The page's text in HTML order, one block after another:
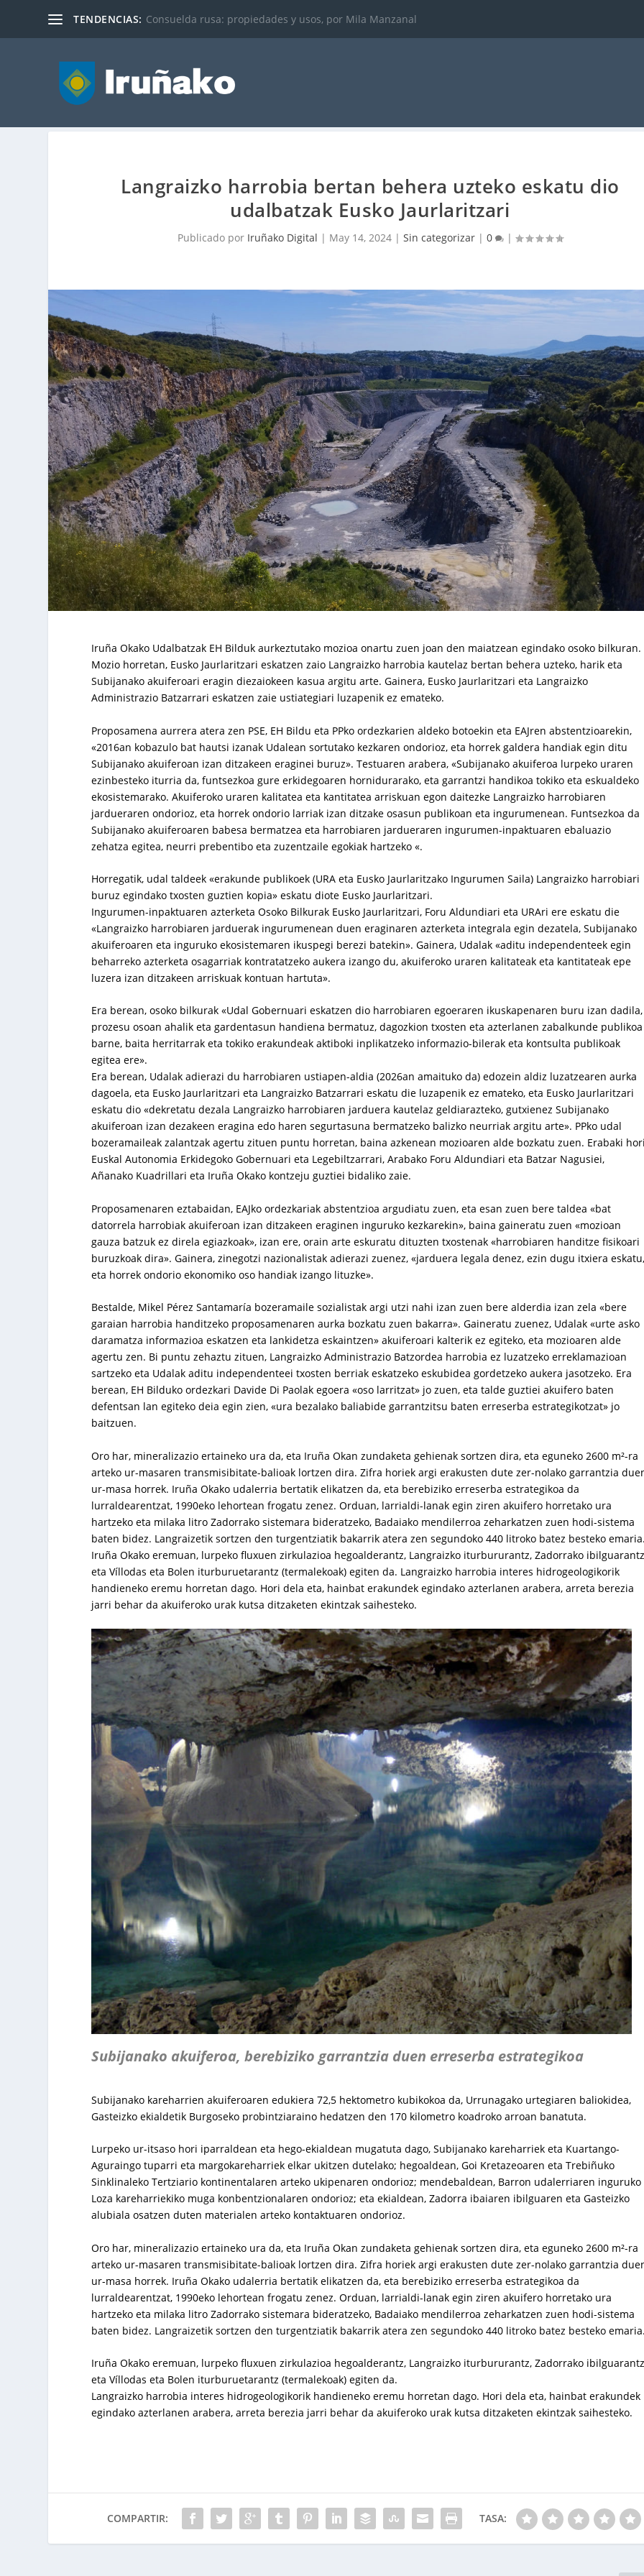
TENDENCIAS: Geobiotek presenta las conclusiones de su informe de em...
Langraizko harrobia bertan behera uzteko eskatu dio
udalbatzak Eusko Jaurlaritzari
Publicado por Iruñako Digital | May 14, 2024| Sin categorizar| 0 |
Iruña Okako Udalbatzak EH Bilduk aurkeztutako mozioa onartu zuen joan den maiatzean egindako osoko bilkuran.
Mozio horretan, Eusko Jaurlaritzari eskatzen zaio Langraizko harrobia kautelaz bertan behera uzteko, harik eta
Subijanako akuiferoari eragin diezaiokeen kasua argitu arte. Gainera, Eusko Jaurlaritzari eta Langraizko
Administrazio Batzarrari eskatzen zaie ustiategiari luzapenik ez emateko.
Proposamena aurrera atera zen PSE, EH Bildu eta PPko ordezkarien aldeko botoekin eta EAJren abstentzioarekin,
«2016an kobazulo bat hautsi izanak Udalean sortutako kezkaren ondorioz, eta horrek galdera handiak egin ditu
Subijanako akuiferoan izan ditzakeen eraginei buruz». Testuaren arabera, «Subijanako akuiferoa lurpeko uraren
ezinbesteko iturria da, funtsezkoa gure erkidegoaren hornidurarako, eta garrantzi handikoa tokiko eta eskualdeko
ekosistemarako. Akuiferoko uraren kalitatea eta kantitatea arriskuan egon daitezke Langraizko harrobiaren
jardueraren ondorioz, eta horrek ondorio larriak izan ditzake osasun publikoan eta ingurumenean. Funtsezkoa da
Subijanako akuiferoaren babesa bermatzea eta harrobiaren jardueraren ingurumen-inpaktuaren ebaluazio
zehatza egitea, neurri prebentibo eta zuzentzaile egokiak hartzeko «.
Horregatik, udal taldeek «erakunde publikoek (URA eta Eusko Jaurlaritzako Ingurumen Saila) Langraizko harrobiari
buruz egindako txosten guztien kopia» eskatu diote Eusko Jaurlaritzari.
Ingurumen-inpaktuaren azterketa Osoko Bilkurak Eusko Jaurlaritzari, Foru Aldundiari eta URAri ere eskatu die
«Langraizko harrobiaren jarduerak ingurumenean duen eraginaren azterketa integrala egin dezatela, Subijanako
akuiferoaren eta inguruko ekosistemaren ikuspegi berezi batekin». Gainera, Udalak «aditu independenteek egin
beharreko azterketa osagarriak kontratatzeko aukera izango du, akuiferoko uraren kalitateak eta kantitateak epe
luzera izan ditzakeen arriskuak kontuan hartuta».
Era berean, osoko bilkurak «Udal Gobernuari eskatzen dio harrobiaren egoeraren ikuskapenaren buru izan dadila,
prozesu osoan ahalik eta gardentasun handiena bermatuz, dagozkion txosten eta azterlanen zabalkunde publikoa
barne, baita herritarrak eta tokiko erakundeak aktiboki inplikatzeko informazio-bilerak eta kontsulta publikoak
egitea ere».
Era berean, Udalak adierazi du harrobiaren ustiapen-aldia (2026an amaituko da) edozein aldiz luzatzearen aurka
dagoela, eta Eusko Jaurlaritzari eta Langraizko Batzarrari eskatu die luzapenik ez emateko, eta Eusko Jaurlaritzari
eskatu dio «dekretatu dezala Langraizko harrobiaren jarduera kautelaz geldiarazteko, gutxienez Subijanako
akuiferoan izan dezakeen eragina edo haren segurtasuna bermatzeko balizko neurriak argitu arte». PPko udal
bozeramaileak zalantzak agertu zituen puntu horretan, baina azkenean mozioaren alde bozkatu zuen. Erabaki hori
Euskal Autonomia Erkidegoko Gobernuari eta Legebiltzarrari, Arabako Foru Aldundiari eta Batzar Nagusiei,
Añanako Kuadrillari eta Iruña Okako kontzeju guztiei bidaliko zaie.
Proposamenaren eztabaidan, EAJko ordezkariak abstentzioa argudiatu zuen, eta esan zuen bere taldea «bat
datorrela harrobiak akuiferoan izan ditzakeen eraginen inguruko kezkarekin», baina gaineratu zuen «mozioan
gauza batzuk ez direla egiazkoak», izan ere, orain arte eskuratu dituzten txostenak «harrobiaren handitze fisikoari
buruzkoak dira». Gainera, zinegotzi nazionalistak adierazi zuenez, «jarduera legala denez, ezin dugu itxiera eskatu,
eta horrek ondorio ekonomiko oso handiak izango lituzke».
Bestalde, Mikel Pérez Santamaría bozeramaile sozialistak argi utzi nahi izan zuen bere alderdia izan zela «bere
garaian harrobia handitzeko proposamenaren aurka bozkatu zuen bakarra». Gaineratu zuenez, Udalak «urte asko
daramatza informazioa eskatzen eta lankidetza eskaintzen» akuiferoari kalterik ez egiteko, eta mozioaren alde
agertu zen. Bi puntu zehaztu zituen, Langraizko Administrazio Batzordea harrobia ez luzatzeko erreklamazioan
sartzeko eta Udalak aditu independenteei txosten berriak eskatzeko eskubidea gordetzeko aukera jasotzeko. Era
berean, EH Bilduko ordezkari Davide Di Paolak egoera «oso larritzat» jo zuen, eta talde guztiei akuifero baten
defentsan lan egiteko deia egin zien, «ura bezalako baliabide garrantzitsu baten erreserba estrategikotzat» jo
baitzuen.
Oro har, mineralizazio ertaineko ura da, eta Iruña Okan zundaketa gehienak sortzen dira, eta eguneko 2600 m²-ra
arteko ur-masaren transmisibitate-balioak lortzen dira. Zifra horiek argi erakusten dute zer-nolako garrantzia
ur-masa horrek. Iruña Okako udalerria bertatik elikatzen da, eta berebiziko erreserba estrategikoa da
lurraldearentzat, 1990eko lehortean frogatu zenez. Orduan, larrialdi-lanak egin ziren akuifero horretako ura
hartzeko eta milaka litro Zadorrako sistemara bideratzeko, Badaiako mendilerroa zeharkatzen zuen hodi-sistema
baten bidez. Langraizetik sortzen den turgentziatik bakarrik atera zen segundoko 440 litroko batez besteko emaria.
Iruña Okako eremuan, lurpeko fluxuen zirkulazioa hegoalderantz, Langraizko iturbururantz, Zadorrako ibilguarantz
eta Víllodas eta Bolen iturburuetarantz (termalekoak) egiten da. Langraizko harrobia interes hidrogeologikorik
handieneko eremu horretan dago. Hori dela eta, hainbat erakundek egindako azterlanen arabera, arreta berezia
jarri behar da akuiferoko urak kutsa ditzaketen ekintzak saihesteko.
Subijanako akuiferoa, berebiziko garrantzia duen erreserba estrategikoa
Subijanako kareharrien akuiferoaren edukiera 72,5 hektometro kubikokoa da, Urrunagako urtegiaren baliokidea,
Gasteizko ekialdetik Burgoseko probintziaraino hedatzen den 170 kilometro koadroko arroan banatuta.
Lurpeko ur-itsaso hori iparraldean eta hego-ekialdean mugatuta dago, Subijanako kareharriek eta Kuartango-
Aguraingo tuparri eta margokareharriek elkar ukitzen dutelako; hegoaldean, Goi Kretazeoaren eta Trebiñuko
Sinklinaleko Tertziario kontinentalaren arteko ukipenaren ondorioz; mendebaldean, Barron udalerriaren inguruko
Loza kareharriekiko muga konbentzionalaren ondorioz; eta ekialdean, Zadorra ibaiaren ibilguaren eta Gasteizko
alubiala osatzen duten materialen arteko kontaktuaren ondorioz.
Oro har, mineralizazio ertaineko ura da, eta Iruña Okan zundaketa gehienak sortzen dira, eta eguneko 2600 m²-ra
arteko ur-masaren transmisibitate-balioak lortzen dira. Zifra horiek argi erakusten dute zer-nolako garrantzia
ur-masa horrek. Iruña Okako udalerria bertatik elikatzen da, eta berebiziko erreserba estrategikoa da
lurraldearentzat, 1990eko lehortean frogatu zenez. Orduan, larrialdi-lanak egin ziren akuifero horretako ura
hartzeko eta milaka litro Zadorrako sistemara bideratzeko, Badaiako mendilerroa zeharkatzen zuen hodi-sistema
baten bidez. Langraizetik sortzen den turgentziatik bakarrik atera zen segundoko 440 litroko batez besteko emaria.
Iruña Okako eremuan, lurpeko fluxuen zirkulazioa hegoalderantz, Langraizko iturbururantz, Zadorrako ibilguarantz
eta Víllodas eta Bolen iturburuetarantz (termalekoak) egiten da.
Langraizko harrobia interes hidrogeologikorik handieneko eremu horretan dago. Hori dela eta, hainbat erakundek
egindako azterlanen arabera, arreta berezia jarri behar da akuiferoko urak kutsa ditzaketen ekintzak saihesteko.
COMPARTIR: TASA: